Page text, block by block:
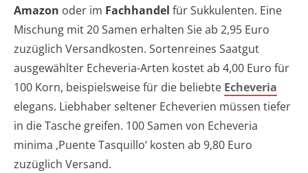
Amazon oder im Fachhandel für Sukkulenten. Eine
Mischung mit 20 Samen erhalten Sie ab 2,95 Euro
zuzüglich Versandkosten. Sortenreines Saatgut
ausgewählter Echeveria-Arten kostet ab 4,00 Euro für
100 Korn, beispielsweise für die beliebte Echeveria
elegans. Liebhaber seltener Echeverien müssen tiefer
in die Tasche greifen. 100 Samen von Echeveria
minima ‚Puente Tasquillo‘ kosten ab 9,80 Euro
zuzüglich Versand.